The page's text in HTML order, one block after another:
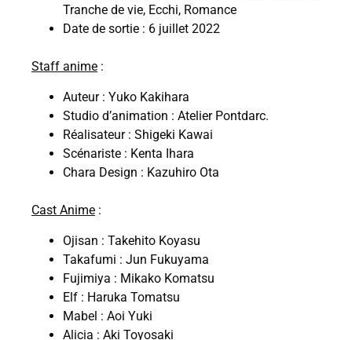
Tranche de vie, Ecchi, Romance
Date de sortie : 6 juillet 2022
Staff anime :
Auteur : Yuko Kakihara
Studio d’animation : Atelier Pontdarc.
Réalisateur : Shigeki Kawai
Scénariste : Kenta Ihara
Chara Design : Kazuhiro Ota
Cast Anime :
Ojisan : Takehito Koyasu
Takafumi : Jun Fukuyama
Fujimiya : Mikako Komatsu
Elf : Haruka Tomatsu
Mabel : Aoi Yuki
Alicia : Aki Toyosaki